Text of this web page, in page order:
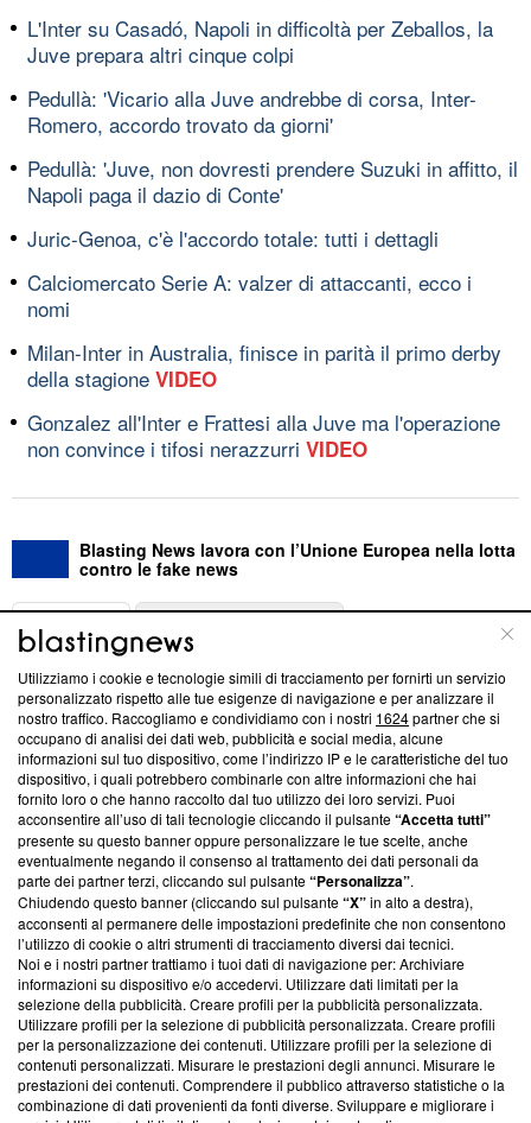
L'Inter su Casadó, Napoli in difficoltà per Zeballos, la
Juve prepara altri cinque colpi
Pedullà: 'Vicario alla Juve andrebbe di corsa, Inter-
Romero, accordo trovato da giorni'
Pedullà: 'Juve, non dovresti prendere Suzuki in affitto, il
Napoli paga il dazio di Conte'
Juric-Genoa, c'è l'accordo totale: tutti i dettagli
Calciomercato Serie A: valzer di attaccanti, ecco i
nomi
Milan-Inter in Australia, finisce in parità il primo derby
della stagione VIDEO
Gonzalez all'Inter e Frattesi alla Juve ma l'operazione
non convince i tifosi nerazzurri VIDEO
Blasting News lavora con l’Unione Europea nella lotta
contro le fake news
ABOUT
Questa sezione offre informazioni trasparenti su Blasting
News, sui nostri processi editoriali e su come ci impegniamo a
creare news di qualità. Inoltre, afferma la nostra aderenza a
‘Trust Project - News with Integrity’Blasting News non è
ancora membro del programma, ma ha richiesto di farne
parte; Trust Project non ha ancora effettuato una verifica di
conformità agli standard.
Su di noi
Team editoriale
Corporate
Redazione
Informativa Privacy
Cookie Policy
Utilizziamo i cookie e tecnologie simili di tracciamento per fornirti un servizio
personalizzato rispetto alle tue esigenze di navigazione e per analizzare il
nostro traffico. Raccogliamo e condividiamo con i nostri 1624partner che si
occupano di analisi dei dati web, pubblicità e social media, alcune
informazioni sul tuo dispositivo, come l’indirizzo IP e le caratteristiche del tuo
dispositivo, i quali potrebbero combinarle con altre informazioni che hai
fornito loro o che hanno raccolto dal tuo utilizzo dei loro servizi. Puoi
acconsentire all’uso di tali tecnologie cliccando il pulsante“Accetta tutti”
presente su questo banner oppure personalizzare le tue scelte, anche
eventualmente negando il consenso al trattamento dei dati personali da
parte dei partner terzi, cliccando sul pulsante“Personalizza”.
Chiudendo questo banner (cliccando sul pulsante“X”in alto a destra),
acconsenti al permanere delle impostazioni predefinite che non consentono
l’utilizzo di cookie o altri strumenti di tracciamento diversi dai tecnici.
Noi e i nostri partner trattiamo i tuoi dati di navigazione per: Archiviare
informazioni su dispositivo e/o accedervi. Utilizzare dati limitati per la
selezione della pubblicità. Creare profili per la pubblicità personalizzata.
Utilizzare profili per la selezione di pubblicità personalizzata. Creare profili
per la personalizzazione dei contenuti. Utilizzare profili per la selezione di
contenuti personalizzati. Misurare le prestazioni degli annunci. Misurare le
prestazioni dei contenuti. Comprendere il pubblico attraverso statistiche o la
combinazione di dati provenienti da fonti diverse. Sviluppare e migliorare i